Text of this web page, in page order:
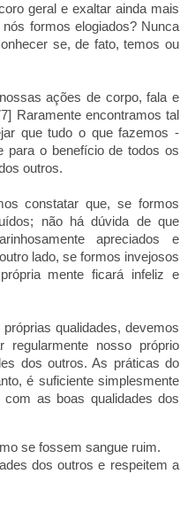
geral e exaltar ainda mais
formos elogiados? Nunca
se, de fato, temos ou
ações de corpo, fala e
Raramente encontramos tal
que tudo o que fazemos -
para o benefício de todos os
outros.
constatar que, se formos
não há dúvida de que
apreciados e
lado, se formos invejosos
mente ficará infeliz e
qualidades, devemos
nosso próprio
dos outros. As práticas do
é suficiente simplesmente
as boas qualidades dos
se fossem sangue ruim.
dos outros e respeitem a